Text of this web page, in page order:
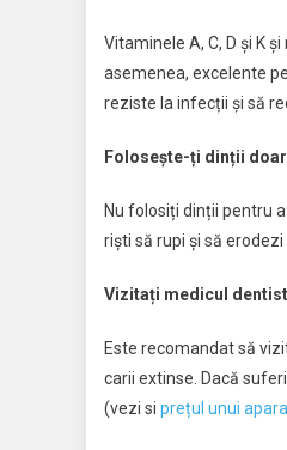
Vitaminele A, C, D și K
asemenea, excelente
reziste la infecții și să
Folosește-ți dinții
Nu folosiți dinții pentru
riști să rupi și să
Vizitați medicul
Este recomandat să
carii extinse. Dacă
(vezi si prețul unui